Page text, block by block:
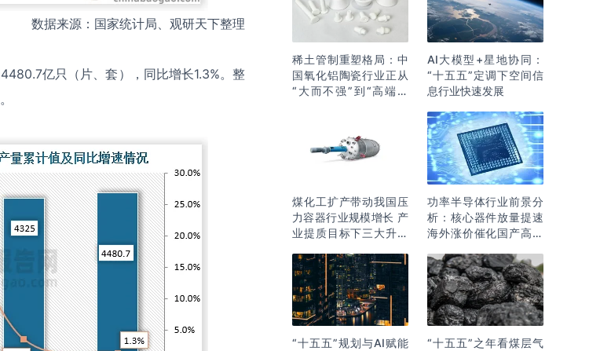
数据来源：国家统计局、观研天下整理
亿只（片、套），同比增长1.3%。整
稀土管制重塑格局：中
国氧化铝陶瓷行业正从
“大而不强”到“高端突
AI大模型+星地协同：
“十五五”定调下空间信
息行业快速发展
煤化工扩产带动我国压
力容器行业规模增长 产
业提质目标下三大升级
功率半导体行业前景分
析：核心器件放量提速
海外涨价催化国产高端
“十五五”规划与AI赋能
“十五五”之年看煤层气